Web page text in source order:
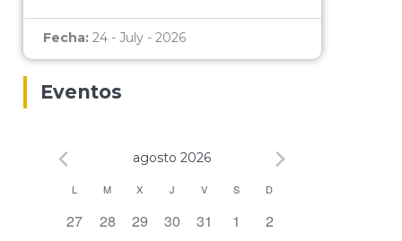
Fecha: 24 - July - 2026
Eventos
agosto 2026
Calendario
de
L M X J V S D
0 eventos,
27 0 eventos,
28 0 eventos,
29 0 eventos,
30 0 eventos,
31 0 eventos,
1 0 eventos,
2